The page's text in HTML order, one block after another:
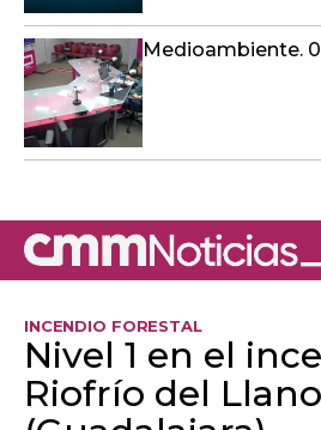
Medioambiente.
INCENDIO FORESTAL
Nivel 1 en el
Riofrío del Llano